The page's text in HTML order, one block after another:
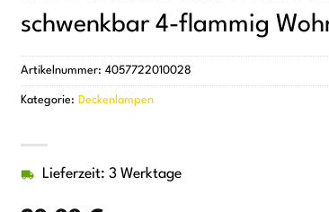
schwenkbar 4-flammig
Lieferzeit: 3 Werktage
Artikelnummer: 4057722010028
Kategorie: Deckenlampen